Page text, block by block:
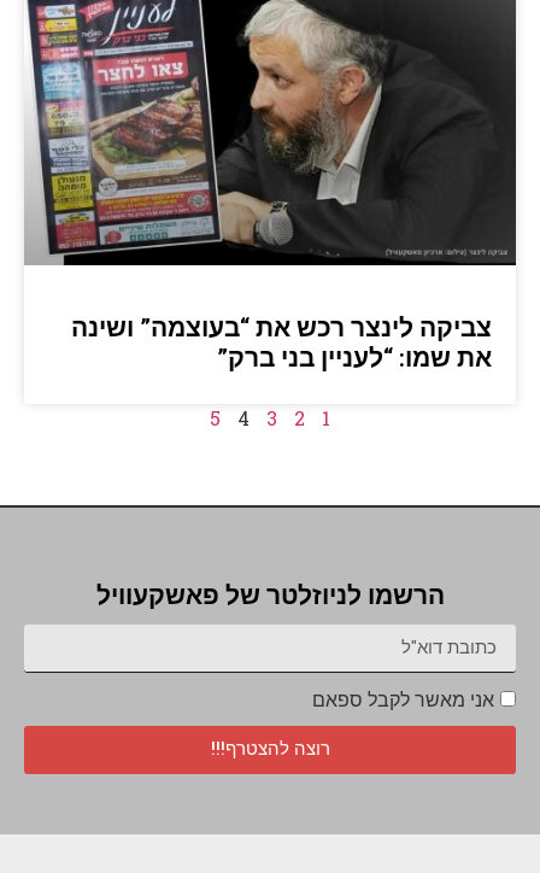
צביקה לינצר רכש את “בעוצמה” ושינה
את שמו: “לעניין בני ברק”
1
2
3
4
5
הרשמו לניוזלטר של פאשקעוויל
אני מאשר לקבל ספאם
רוצה להצטרף!!!